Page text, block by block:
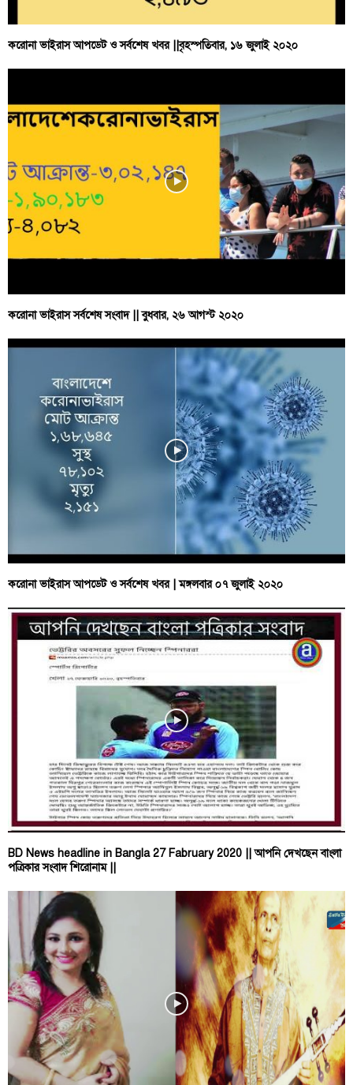
করোনা ভাইরাস আপডেট ও সর্বশেষ খবর ||বৃহস্পতিবার, ১৬ জুলাই ২০২০
করোনা ভাইরাস সর্বশেষ সংবাদ || বুধবার, ২৬ আগস্ট ২০২০
করোনা ভাইরাস আপডেট ও সর্বশেষ খবর | মঙ্গলবার ০৭ জুলাই ২০২০
BD News headline in Bangla 27 Fabruary 2020 || আপনি দেখছেন বাংলা
পত্রিকার সংবাদ শিরোনাম ||